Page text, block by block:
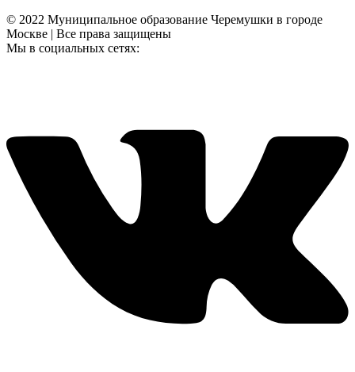
© 2022 Муниципальное образование Черемушки в городе
Москве | Все права защищены
Мы в социальных сетях: